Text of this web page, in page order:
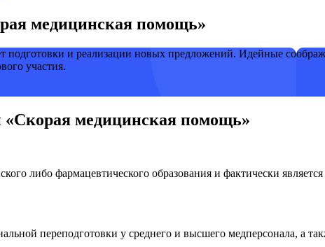
медицинская помощь»
подготовки и реализации новых предложений. Идейные
участия.
медицинская помощь»
либо фармацевтического образования и фактически
переподготовки у среднего и высшего медперсонала, а